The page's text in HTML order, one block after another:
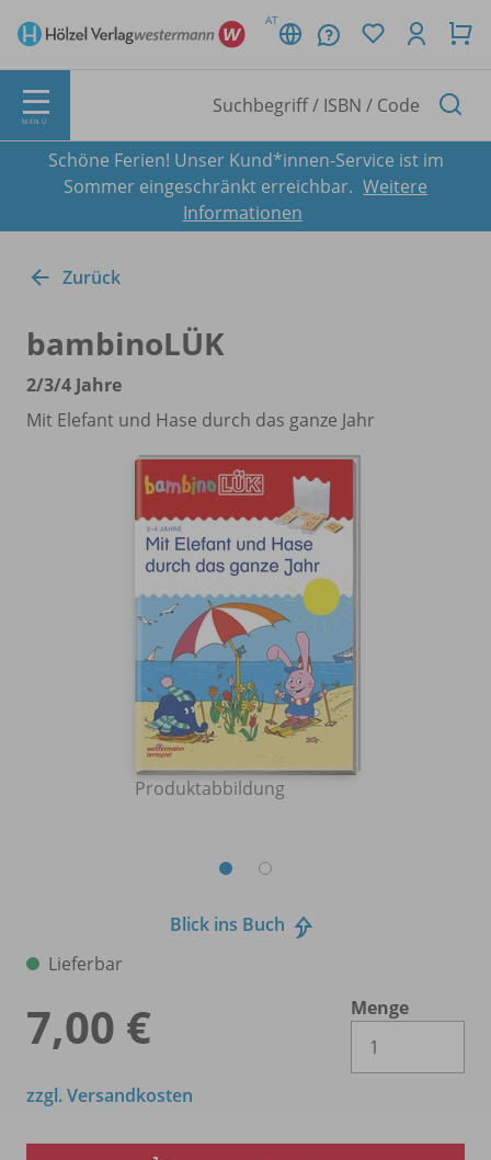
AT
MENÜ
Schöne Ferien! Unser Kund*innen-Service ist im
Sommer eingeschränkt erreichbar. Weitere
Informationen
Zurück
bambinoLÜK
2/3/4 Jahre
Mit Elefant und Hase durch das ganze Jahr
Produktabbildung
Blick ins Buch
Lieferbar
7,00 €
Menge
zzgl. Versandkosten